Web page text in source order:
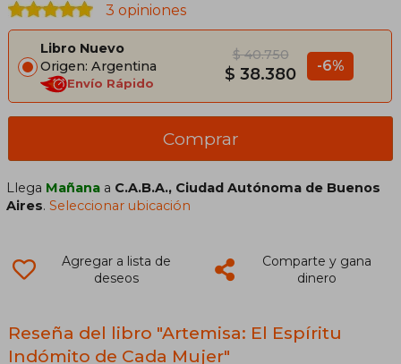
3 opiniones
Libro Nuevo
Origen: Argentina
Envío Rápido
$ 40.750
$ 38.380 -6%
Comprar
Llega Mañana a C.A.B.A., Ciudad Autónoma de Buenos
Aires.Seleccionar ubicación
Agregar a lista de
deseos
Comparte y gana
dinero
Reseña del libro "Artemisa: El Espíritu
Indómito de Cada Mujer"